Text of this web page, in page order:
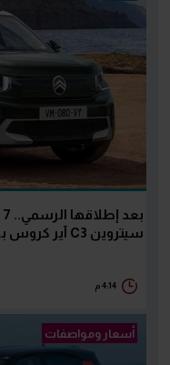
سيتروين C3 آير كروس بالسوق المصري
4:14 م
أسعار ومواصفات